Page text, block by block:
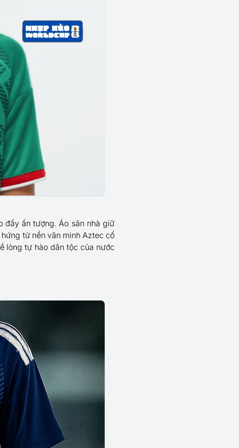
đầy ấn tượng. Áo sân nhà giữ
từ nền văn minh Aztec cổ
lòng tự hào dân tộc của nước